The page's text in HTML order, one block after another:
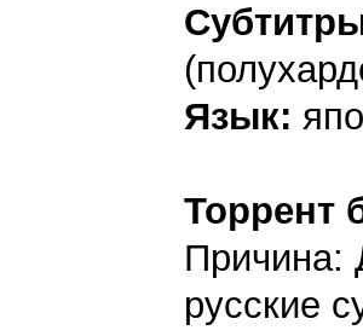
Язык:
Торрент
Причина:
русские